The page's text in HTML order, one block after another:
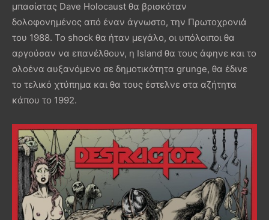
μπασίστας Dave Holocaust θα βρισκόταν
δολοφονημένος από έναν άγνωστο, την Πρωτοχρονιά
του 1988. Το shock θα ήταν μεγάλο, οι υπόλοιποι θα
αργούσαν να επανέλθουν, η Island θα τους άφηνε και το
ολοένα αυξανόμενο σε δημοτικότητα grunge, θα έδινε
το τελικό χτύπημα και θα τους έστελνε στα αζήτητα
κάπου το 1992.